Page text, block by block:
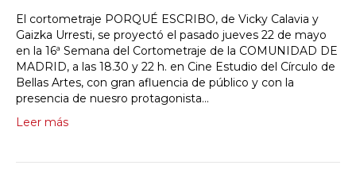
El cortometraje PORQUÉ ESCRIBO, de Vicky Calavia y
Gaizka Urresti, se proyectó el pasado jueves 22 de mayo
en la 16ª Semana del Cortometraje de la COMUNIDAD DE
MADRID, a las 18.30 y 22 h. en Cine Estudio del Círculo de
Bellas Artes, con gran afluencia de público y con la
presencia de nuesro protagonista…
Leer más